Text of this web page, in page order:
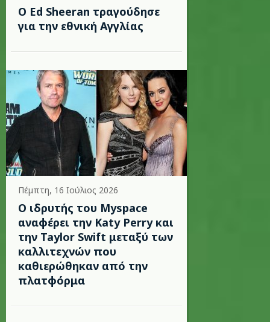
Ο Ed Sheeran τραγούδησε
για την εθνική Αγγλίας
Πέμπτη, 16 Ιούλιος 2026
Ο ιδρυτής του Myspace
αναφέρει την Katy Perry και
την Taylor Swift μεταξύ των
καλλιτεχνών που
καθιερώθηκαν από την
πλατφόρμα